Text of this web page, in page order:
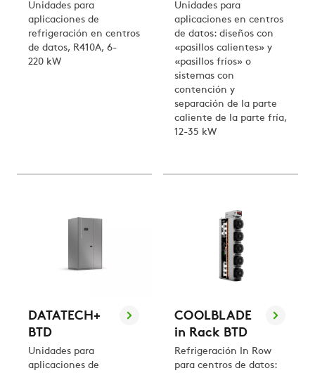
Unidades para
aplicaciones de
refrigeración en centros
de datos, R410A, 6-
220 kW
Unidades para
aplicaciones en centros
de datos: diseños con
«pasillos calientes» y
«pasillos fríos» o
sistemas con
contención y
separación de la parte
caliente de la parte fría,
12-35 kW
DATATECH+
BTD
Unidades para
aplicaciones de
COOLBLADE
in Rack BTD
Refrigeración In Row
para centros de datos: